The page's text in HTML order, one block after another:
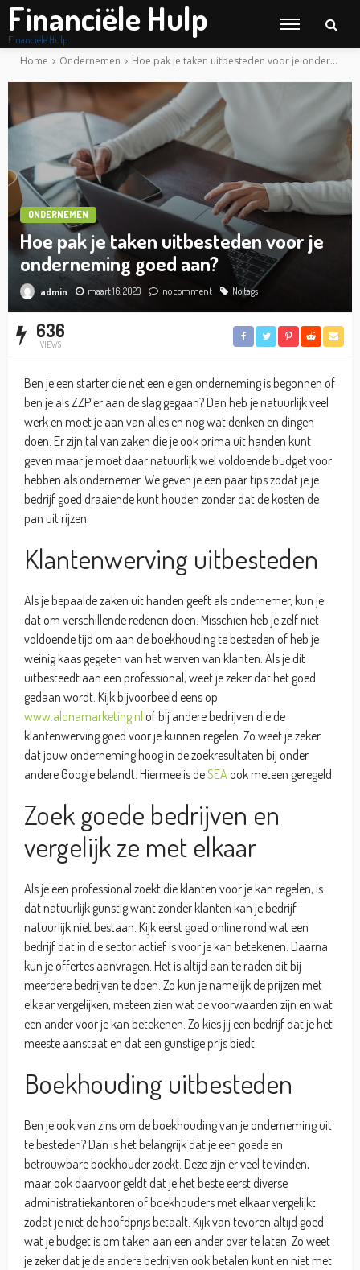
Financiële Hulp
Financiële Hulp
Home Ondernemen Hoe pak je taken uitbesteden voor je onderneming goed aan?
ONDERNEMEN
Hoe pak je taken uitbesteden voor je
onderneming goed aan?
admin maart 16, 2023 no comment No tags
636
VIEWS
Ben je een starter die net een eigen onderneming is begonnen of
ben je als ZZP’er aan de slag gegaan? Dan heb je natuurlijk veel
werk en moet je aan van alles en nog wat denken en dingen
doen. Er zijn tal van zaken die je ook prima uit handen kunt
geven maar je moet daar natuurlijk wel voldoende budget voor
hebben als ondernemer. We geven je een paar tips zodat je je
bedrijf goed draaiende kunt houden zonder dat de kosten de
pan uit rijzen.
Klantenwerving uitbesteden
Als je bepaalde zaken uit handen geeft als ondernemer, kun je
dat om verschillende redenen doen. Misschien heb je zelf niet
voldoende tijd om aan de boekhouding te besteden of heb je
weinig kaas gegeten van het werven van klanten. Als je dit
uitbesteedt aan een professional, weet je zeker dat het goed
gedaan wordt. Kijk bijvoorbeeld eens op
www.alonamarketing.nl of bij andere bedrijven die de
klantenwerving goed voor je kunnen regelen. Zo weet je zeker
dat jouw onderneming hoog in de zoekresultaten bij onder
andere Google belandt. Hiermee is deSEA ook meteen geregeld.
Zoek goede bedrijven en
vergelijk ze met elkaar
Als je een professional zoekt die klanten voor je kan regelen, is
dat natuurlijk gunstig want zonder klanten kan je bedrijf
natuurlijk niet bestaan. Kijk eerst goed online rond wat een
bedrijf dat in die sector actief is voor je kan betekenen. Daarna
kun je offertes aanvragen. Het is altijd aan te raden dit bij
meerdere bedrijven te doen. Zo kun je namelijk de prijzen met
elkaar vergelijken, meteen zien wat de voorwaarden zijn en wat
een ander voor je kan betekenen. Zo kies jij een bedrijf dat je het
meeste aanstaat en dat een gunstige prijs biedt.
Boekhouding uitbesteden
Ben je ook van zins om de boekhouding van je onderneming uit
te besteden? Dan is het belangrijk dat je een goede en
betrouwbare boekhouder zoekt. Deze zijn er veel te vinden,
maar ook daarvoor geldt dat je het beste eerst diverse
administratiekantoren of boekhouders met elkaar vergelijkt
zodat je niet de hoofdprijs betaalt. Kijk van tevoren altijd goed
wat je budget is om taken aan een ander over te laten. Zo weet
je zeker dat je de andere bedrijven ook betalen kunt en niet met